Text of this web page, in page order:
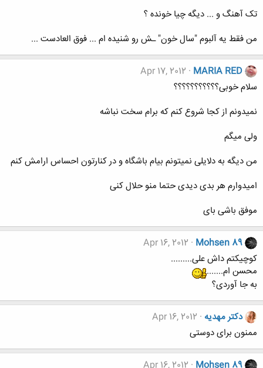
تک آهنگ و ... دیگه چیا خونده ؟
من فقط یه آلبوم "سال خون" ـش رو شنیده ام ... فوق العادست ...
MARIA RED
Apr 17, 2012
سلام خوبی؟؟؟؟؟؟؟؟؟؟؟
نمیدونم از کجا شروع کنم که برام سخت نباشه
ولی میگم
من دیگه به دلایلی نمیتونم بیام باشگاه و در کنارتون احساس ارامش کنم
امیدوارم هر بدی دیدی حتما منو حلال کنی
موفق باشی بای
Mohsen 89
Apr 16, 2012
کوچیکتم داش علی.........
محسن ام.......
به جا آوردی؟
دکتر مهدیه Apr 16, 2012
ممنون برای دوستی